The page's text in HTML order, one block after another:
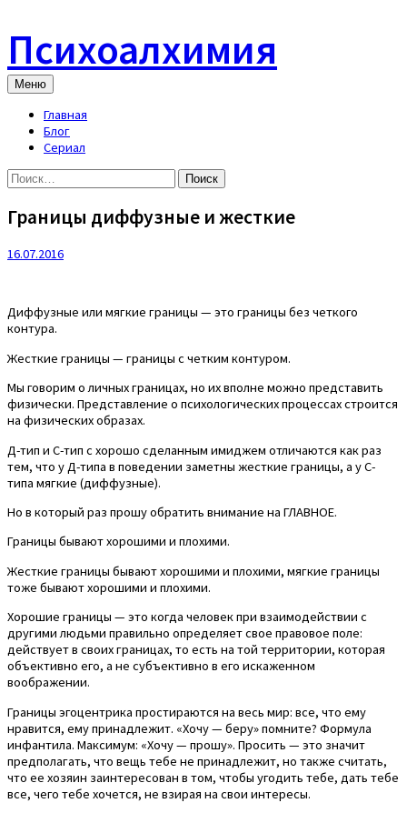
content
Психоалхимия
Меню
Главная
Блог
Сериал
Найти:
Границы диффузные и жесткие
16.07.2016
Диффузные или мягкие границы — это границы без четкого
контура.
Жесткие границы — границы с четким контуром.
Мы говорим о личных границах, но их вполне можно представить
физически. Представление о психологических процессах строится
на физических образах.
Д-тип и С-тип с хорошо сделанным имиджем отличаются как раз
тем, что у Д-типа в поведении заметны жесткие границы, а у С-
типа мягкие (диффузные).
Но в который раз прошу обратить внимание на ГЛАВНОЕ.
Границы бывают хорошими и плохими.
Жесткие границы бывают хорошими и плохими, мягкие границы
тоже бывают хорошими и плохими.
Хорошие границы — это когда человек при взаимодействии с
другими людьми правильно определяет свое правовое поле:
действует в своих границах, то есть на той территории, которая
объективно его, а не субъективно в его искаженном
воображении.
Границы эгоцентрика простираются на весь мир: все, что ему
нравится, ему принадлежит. «Хочу — беру» помните? Формула
инфантила. Максимум: «Хочу — прошу». Просить — это значит
предполагать, что вещь тебе не принадлежит, но также считать,
что ее хозяин заинтересован в том, чтобы угодить тебе, дать тебе
все, чего тебе хочется, не взирая на свои интересы.